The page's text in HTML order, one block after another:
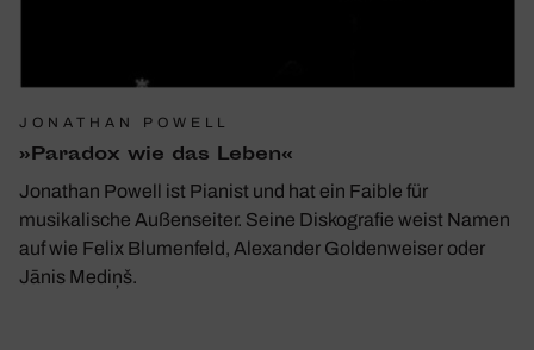
JONATHAN POWELL
»Paradox wie das Leben«
Jonathan Powell ist Pianist und hat ein Faible für
musikalische Außenseiter. Seine Diskografie weist Namen
auf wie Felix Blumenfeld, Alexander Goldenweiser oder
Jānis Mediņš.